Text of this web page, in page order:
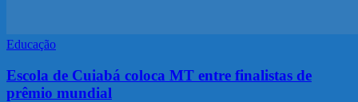
Educação
Escola de Cuiabá coloca MT entre finalistas de
prêmio mundial